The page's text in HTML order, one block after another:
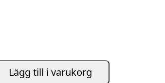
Lägg till i varukorg